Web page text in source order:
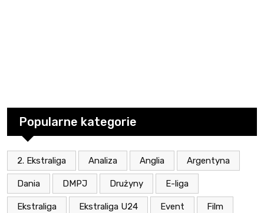
Popularne kategorie
2. Ekstraliga Analiza Anglia Argentyna
Dania DMPJ Drużyny E-liga
Ekstraliga Ekstraliga U24 Event Film